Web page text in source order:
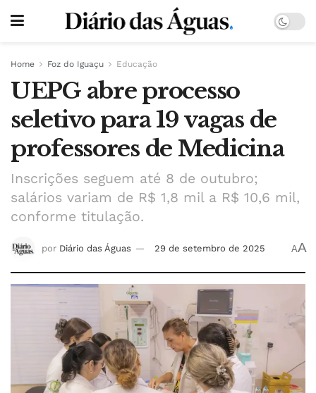
Home Foz do Iguaçu Educação
UEPG abre processo
seletivo para 19 vagas de
professores de Medicina
Inscrições seguem até 8 de outubro;
salários variam de R$ 1,8 mil a R$ 10,6 mil,
conforme titulação.
por Diário das Águas 29 de setembro de 2025 AA